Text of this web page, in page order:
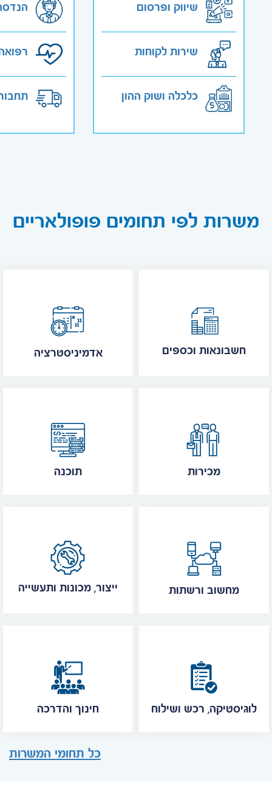
שיווק ופרסום
שירות לקוחות
כלכלה ושוק ההון
משרות לפי תחומים פופולאריים
אדמיניסטרציה חשבונאות וכספים
תוכנה מכירות
ייצור, מכונות ותעשייה מחשוב ורשתות
חינוך והדרכה לוגיסטיקה, רכש ושילוח
כל תחומי המשרות